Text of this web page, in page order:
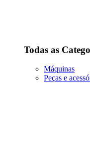
Todas as
Máquinas
Peças e